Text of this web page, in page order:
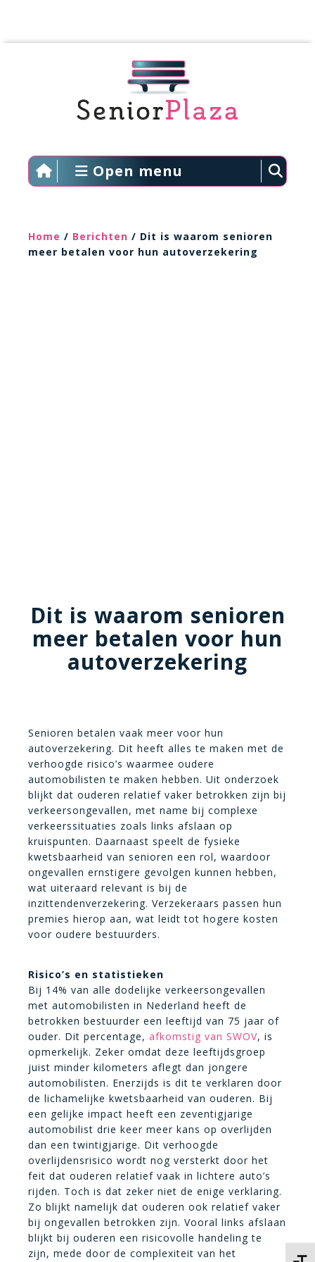
Open menu
Home / Berichten / Dit is waarom senioren
meer betalen voor hun autoverzekering
Dit is waarom senioren
meer betalen voor hun
autoverzekering
Senioren betalen vaak meer voor hun
autoverzekering. Dit heeft alles te maken met de
verhoogde risico’s waarmee oudere
automobilisten te maken hebben. Uit onderzoek
blijkt dat ouderen relatief vaker betrokken zijn bij
verkeersongevallen, met name bij complexe
verkeerssituaties zoals links afslaan op
kruispunten. Daarnaast speelt de fysieke
kwetsbaarheid van senioren een rol, waardoor
ongevallen ernstigere gevolgen kunnen hebben,
wat uiteraard relevant is bij de
inzittendenverzekering. Verzekeraars passen hun
premies hierop aan, wat leidt tot hogere kosten
voor oudere bestuurders.
Risico’s en statistieken
Bij 14% van alle dodelijke verkeersongevallen
met automobilisten in Nederland heeft de
betrokken bestuurder een leeftijd van 75 jaar of
ouder. Dit percentage, afkomstig van SWOV, is
opmerkelijk. Zeker omdat deze leeftijdsgroep
juist minder kilometers aflegt dan jongere
automobilisten. Enerzijds is dit te verklaren door
de lichamelijke kwetsbaarheid van ouderen. Bij
een gelijke impact heeft een zeventigjarige
automobilist drie keer meer kans op overlijden
dan een twintigjarige. Dit verhoogde
overlijdensrisico wordt nog versterkt door het
feit dat ouderen relatief vaak in lichtere auto’s
rijden. Toch is dat zeker niet de enige verklaring.
Zo blijkt namelijk dat ouderen ook relatief vaker
bij ongevallen betrokken zijn. Vooral links afslaan
blijkt bij ouderen een risicovolle handeling te
zijn, mede door de complexiteit van het